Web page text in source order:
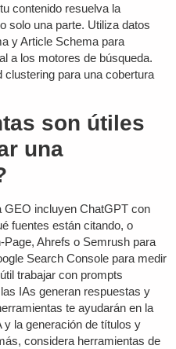
contenido resuelva la
solo una parte. Utiliza datos
y Article Schema para
a los motores de búsqueda.
clustering para una cobertura
son útiles
una
GEO incluyen ChatGPT con
fuentes están citando, o
Ahrefs o Semrush para
Search Console para medir
trabajar con prompts
IAs generan respuestas y
te ayudarán en la
la generación de títulos y
considera herramientas de